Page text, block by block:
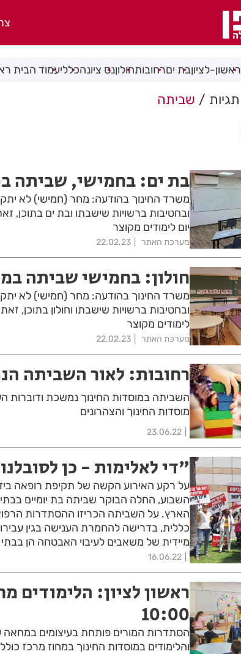
ראשון-לציוןבת יםרחובותחולוןנס ציונהכלליעמוד הבית
תגיות שביתה
בת ים: בחמישי, שביתה
משרד החינוך בהודעה: מחר (חמישי) לא
ובחטיבות ברשויות שישבתו ובת ים בתוכן,
יום לימודים מקוצר
מערכת האתר 22.02.23
חולון: בחמישי שביתה
משרד החינוך בהודעה: מחר (חמישי) לא
ובחטיבות ברשויות שישבתו וחולון בתוכן,
לימודים מקוצר
מערכת האתר 22.02.23
רחובות: לאור השביתה
השביתה במוסדות החינוך נמשכת ודוברות
מוסדות החינוך והצהרונים
23.06.22
"די לאלימות - כן
על רקע האירוע הקשה של תקיפת רופאה
השבוע, החלה הבוקר שביתה בת יומיים
הארץ. על השביתה הכריזו ההסתדרות
כללית, בדרישה להחמרת הענישה בגין
מיידית של משאבים לעיבוי האבטחה הן
16.06.22
ראשון לציון: הלימודים
10:00
הסתדרות המורים פותחת בעיצומים
והלימודים במוסדות החינוך במחוז מרכז כולל